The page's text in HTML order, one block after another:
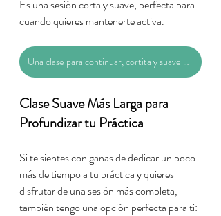
Es una sesión corta y suave, perfecta para
cuando quieres mantenerte activa.
Una clase para continuar, cortita y suave de 17 min
Clase Suave Más Larga para
Profundizar tu Práctica
Si te sientes con ganas de dedicar un poco
más de tiempo a tu práctica y quieres
disfrutar de una sesión más completa,
también tengo una opción perfecta para ti: